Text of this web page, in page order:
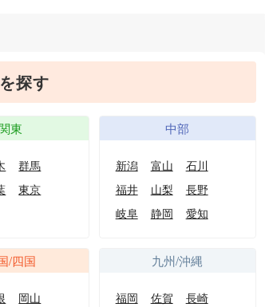
探す
東
群馬
東京
中部
新潟 富山
石川
福井
山梨
長野
岐阜
静岡 愛知
/四国
岡山
九州/沖縄
福岡 佐賀
長崎